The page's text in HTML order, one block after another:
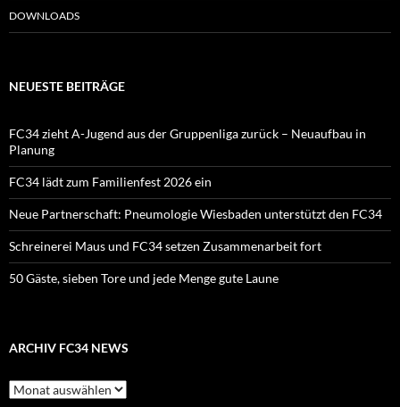
DOWNLOADS
NEUESTE BEITRÄGE
FC34 zieht A-Jugend aus der Gruppenliga zurück – Neuaufbau in
Planung
FC34 lädt zum Familienfest 2026 ein
Neue Partnerschaft: Pneumologie Wiesbaden unterstützt den FC34
Schreinerei Maus und FC34 setzen Zusammenarbeit fort
50 Gäste, sieben Tore und jede Menge gute Laune
ARCHIV FC34 NEWS
Archiv
FC34